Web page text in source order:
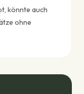
könnte auch
ohne